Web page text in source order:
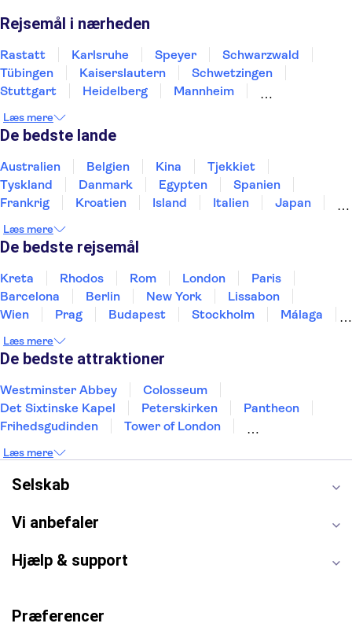
Rejsemål i nærheden
Rastatt Karlsruhe Speyer
Schwarzwald
Tübingen
Kaiserslautern
Schwetzingen
Stuttgart
Heidelberg
Mannheim
Saarbrücken
Weinheim
Læs mere
De bedste lande
Australien Belgien Kina
Tjekkiet
Tyskland
Danmark Egypten
Spanien
Frankrig
Kroatien Island Italien
Japan
Thailand
Tyrkiet
Læs mere
De bedste rejsemål
Kreta Rhodos Rom London
Paris
Barcelona
Berlin New York
Lissabon
Wien
Prag Budapest Stockholm
Málaga
Kiel
Helsingborg
Læs mere
De bedste attraktioner
Westminster Abbey
Colosseum
Det Sixtinske Kapel
Peterskirken
Pantheon
Frihedsgudinden
Tower of London
Burj Khalifa
Keukenhof
Alcatraz
Elbphilharmonie
Harry Potter Studios
Læs mere
Selskab
Vi anbefaler
Hjælp & support
Præferencer